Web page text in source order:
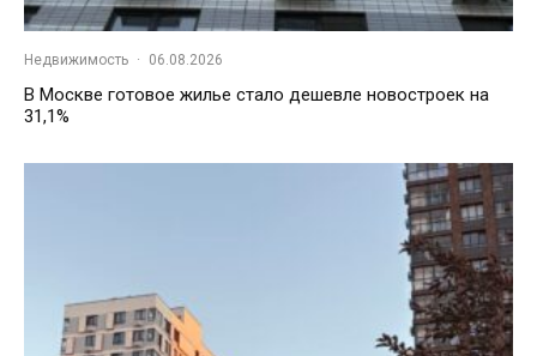
Недвижимость · 06.08.2026
В Москве готовое жилье стало дешевле новостроек на
31,1%